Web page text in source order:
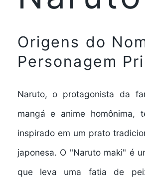
Origens do
Personagem
Naruto, o protagonista da
mangá e anime homônima,
inspirado em um prato
japonesa. O "Naruto maki" é
que leva uma fatia de